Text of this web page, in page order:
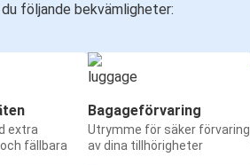
följande bekvämligheter:
extra
fällbara
Bagageförvaring
Utrymme för säker förvaring
av dina tillhörigheter